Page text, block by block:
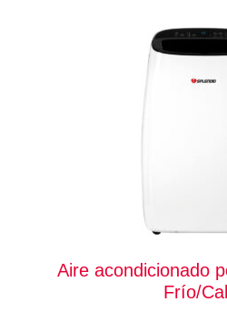
Aire acondicionado
Frío/